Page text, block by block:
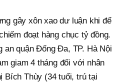
gây xôn xao dư luận khi để
đoạt hàng chục tỷ đồng.
an quận Đống Đa, TP. Hà Nội
giam 4 tháng đối với nhân
Bích Thùy (34 tuổi, trú tại